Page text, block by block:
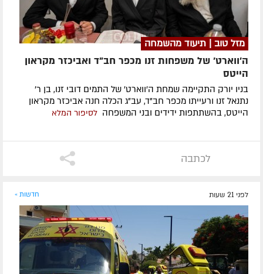
מזל טוב | תיעוד מהשמחה
ה'ווארט' של משפחות זנו מכפר חב"ד ואביכזר מקראון
הייטס
בניו יורק התקיימה שמחת ה'ווארט' של התמים דובי זנו, בן ר'
נתנאל זנו ורעייתו מכפר חב"ד, עב"ג הכלה חנה אביכזר מקראון
הייטס, בהשתתפות ידידים ובני המשפחה לסיפור המלא
לכתבה
לפני 21 שעות חדשות »